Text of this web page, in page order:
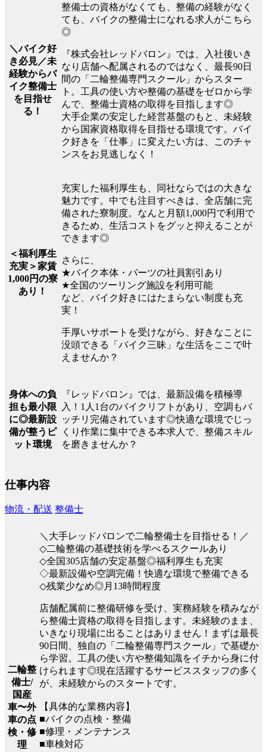
＼バイク好
き必見／未
経験からバ
イク整備士
を目指せ
る！
整備士の資格がなくても、整備の経験がなく
ても、バイクの整備士になれる求人がこちら
◎
『株式会社レッドバロン』では、入社後いき
なり店舗へ配属されるのではなく、最長90日
間の「二輪整備専門スクール」からスター
ト。工具の使い方や整備の基礎をゼロから学
んで、整備士資格の取得を目指します◎
大手企業の安定した経営基盤のもと、未経験
から国家資格取得を目指せる環境です。バイ
ク好きを「仕事」に変えたい方は、このチャ
ンスをお見逃しなく！
＜福利厚生
充実＞家賃
1,000円の寮
あり！
充実した福利厚生も、同社ならではの大きな
魅力です。中でも注目すべきは、全店舗に完
備された寮制度。なんと月額1,000円で利用で
きるため、生活コストをグッと抑えることが
できます◎
さらに、
★バイク本体・パーツの社員割引あり
★全国のツーリング施設を利用可能
など、バイク好きにはたまらない制度も充
実！
手厚いサポートを受けながら、好きなことに
没頭できる「バイク三昧」な生活をここで叶
えませんか？
身体への負
担も最小限
に◎最新設
備が整うピ
ット環境
『レッドバロン』では、最新設備を積極導
入！1人1台のバイクリフトがあり、空調もバ
ッチリ完備されています◎快適な環境でじっ
くり作業に集中できる本求人で、整備スキル
を磨きませんか？
仕事内容
物流・配送 整備士
二輪整
備士/
国産
車〜外
車の点
検・修
理
＼大手レッドバロンで二輪整備士を目指せる！／
◇二輪整備の基礎技術を学べるスクールあり
◇全国305店舗の安定基盤◎福利厚生も充実
◇最新設備や空調完備！快適な環境で整備できる
◇残業少なめ◎月13時間程度
店舗配属前に整備研修を受け、実務経験を積みなが
ら整備士資格の取得を目指します。未経験のまま、
いきなり現場に出ることはありません！まずは最長
90日間、独自の「二輪整備専門スクール」で基礎か
ら学習。工具の使い方や整備知識をイチから身に付
けられます◎現在活躍するサービススタッフの多く
が、未経験からのスタートです。
【具体的な業務内容】
■バイクの点検・整備
■修理・メンテナンス
■車検対応